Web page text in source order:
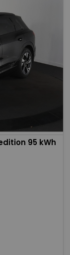
95 kWh